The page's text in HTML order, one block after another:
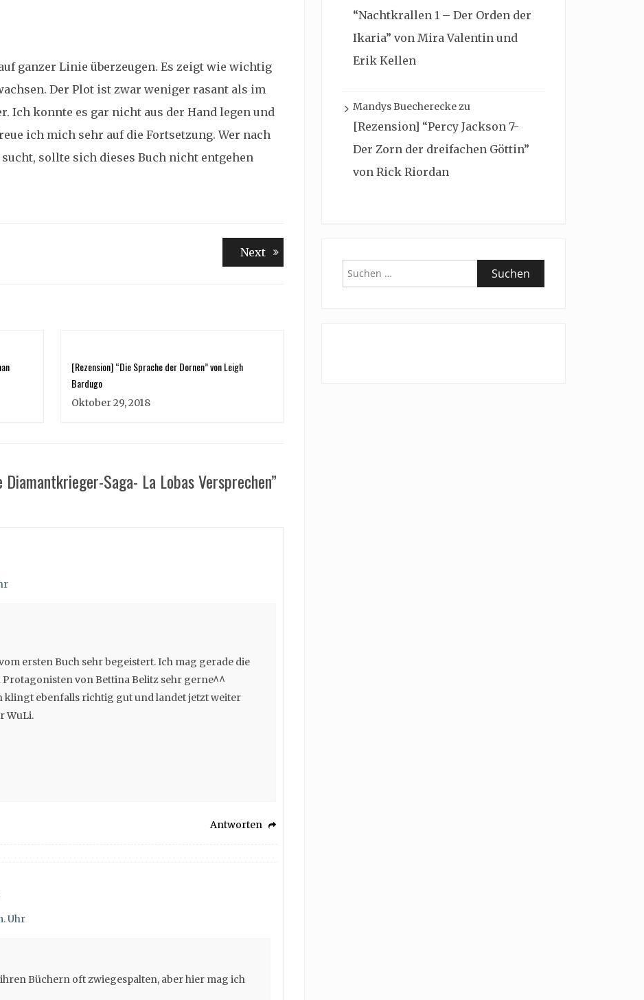
ganzer Linie überzeugen. Es zeigt wie wichtig
Der Plot ist zwar weniger rasant als im
Ich konnte es gar nicht aus der Hand legen und
ich mich sehr auf die Fortsetzung. Wer nach
sollte sich dieses Buch nicht entgehen
NextNext
[Rezension] “Die Sprache der Dornen” von Leigh
Bardugo
Oktober 29, 2018
Saga- La Lobas Versprechen”
ersten Buch sehr begeistert. Ich mag gerade die
von Bettina Belitz sehr gerne^^
klingt ebenfalls richtig gut und landet jetzt weiter
WuLi.
Antworten
Uhr
Büchern oft zwiegespalten, aber hier mag ich
“Nachtkrallen 1 – Der Orden der
Ikaria” von Mira Valentin und
Erik Kellen
Mandys Buechereckezu
[Rezension] “Percy Jackson 7-
Der Zorn der dreifachen Göttin”
von Rick Riordan
Suchen
nach: